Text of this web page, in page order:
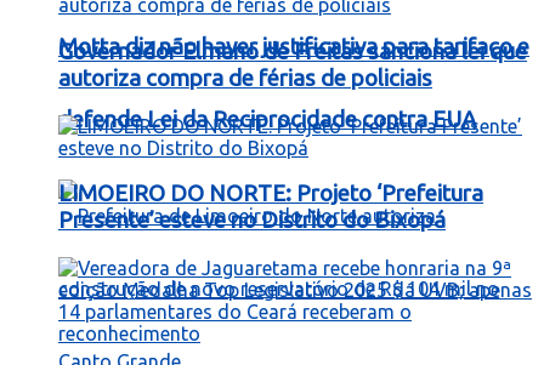
Motta diz não haver justificativa para tarifaço e
defende Lei da Reciprocidade contra EUA
Governador Elmano de Freitas sanciona lei que
autoriza compra de férias de policiais
LIMOEIRO DO NORTE: Projeto ‘Prefeitura
Presente’ esteve no Distrito do Bixopá